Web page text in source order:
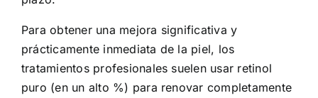
Para obtener una mejora significativa y
prácticamente inmediata de la piel, los
tratamientos profesionales suelen usar retinol
puro (en un alto %) para renovar completamente